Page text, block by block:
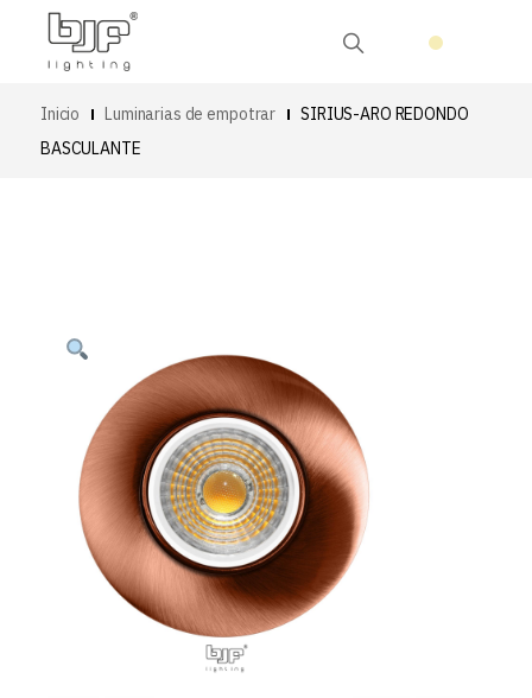
Inicio Luminarias de empotrar
SIRIUS-ARO REDONDO
BASCULANTE